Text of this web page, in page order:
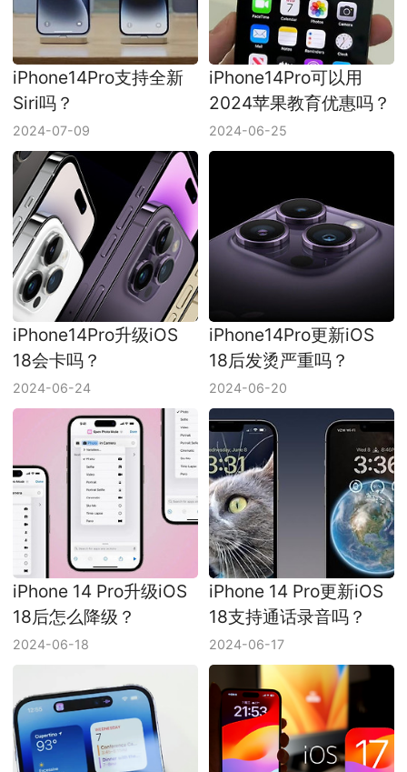
iPhone14Pro支持全新
Siri吗？
2024-07-09
iPhone14Pro可以用
2024苹果教育优惠吗？
2024-06-25
iPhone14Pro升级iOS
18会卡吗？
2024-06-24
iPhone14Pro更新iOS
18后发烫严重吗？
2024-06-20
iPhone 14 Pro升级iOS
18后怎么降级？
2024-06-18
iPhone 14 Pro更新iOS
18支持通话录音吗？
2024-06-17